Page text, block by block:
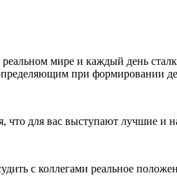
мире и каждый день
при формировании
для вас выступают лучшие и
с коллегами реальное